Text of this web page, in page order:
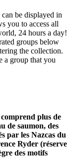
be displayed in
you to access all
24 hours a day!
groups below
the collection.
a group that you
plus de
de saumon, des
par les Nazcas du
Ryder (réserve
des motifs